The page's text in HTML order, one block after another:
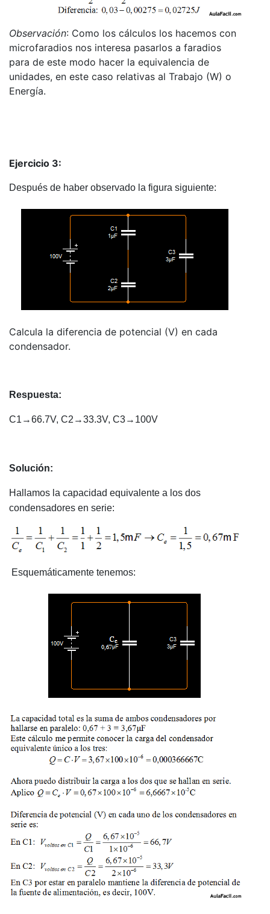
Observación: Como los cálculos los hacemos con
microfaradios nos interesa pasarlos a faradios
para de este modo hacer la equivalencia de
unidades, en este caso relativas al Trabajo (W) o
Energía.
Ejercicio 3:
Después de haber observado la figura siguiente:
Calcula la diferencia de potencial (V) en cada
condensador.
Respuesta:
C1→66.7V, C2→33.3V, C3→100V
Solución:
Hallamos la capacidad equivalente a los dos
condensadores en serie:
Esquemáticamente tenemos: